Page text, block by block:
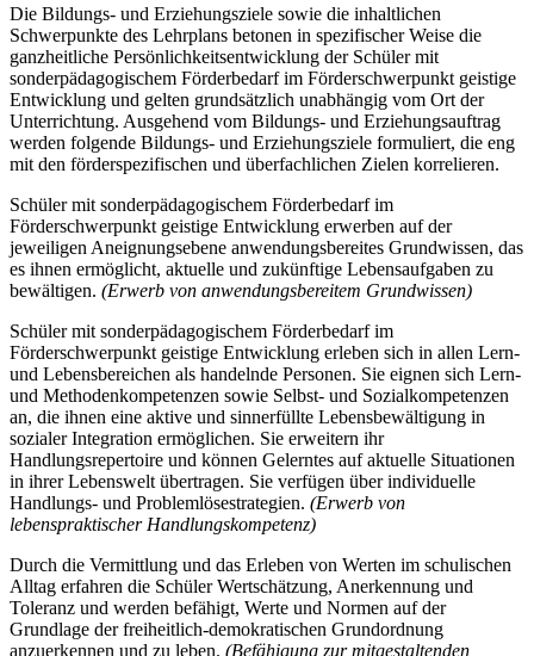
Die Bildungs- und Erziehungsziele sowie die inhaltlichen
Schwerpunkte des Lehrplans betonen in spezifischer Weise die
ganzheitliche Persönlichkeitsentwicklung der Schüler mit
sonderpädagogischem Förderbedarf im Förderschwerpunkt geistige
Entwicklung und gelten grundsätzlich unabhängig vom Ort der
Unterrichtung. Ausgehend vom Bildungs- und Erziehungsauftrag
werden folgende Bildungs- und Erziehungsziele formuliert, die eng
mit den förderspezifischen und überfachlichen Zielen korrelieren.
Schüler mit sonderpädagogischem Förderbedarf im
Förderschwerpunkt geistige Entwicklung erwerben auf der
jeweiligen Aneignungsebene anwendungsbereites Grundwissen, das
es ihnen ermöglicht, aktuelle und zukünftige Lebensaufgaben zu
bewältigen. (Erwerb von anwendungsbereitem Grundwissen)
Schüler mit sonderpädagogischem Förderbedarf im
Förderschwerpunkt geistige Entwicklung erleben sich in allen Lern-
und Lebensbereichen als handelnde Personen. Sie eignen sich Lern-
und Methodenkompetenzen sowie Selbst- und Sozialkompetenzen
an, die ihnen eine aktive und sinnerfüllte Lebensbewältigung in
sozialer Integration ermöglichen. Sie erweitern ihr
Handlungsrepertoire und können Gelerntes auf aktuelle Situationen
in ihrer Lebenswelt übertragen. Sie verfügen über individuelle
Handlungs- und Problemlösestrategien. (Erwerb von
lebenspraktischer Handlungskompetenz)
Durch die Vermittlung und das Erleben von Werten im schulischen
Alltag erfahren die Schüler Wertschätzung, Anerkennung und
Toleranz und werden befähigt, Werte und Normen auf der
Grundlage der freiheitlich-demokratischen Grundordnung
anzuerkennen und zu leben. (Befähigung zur mitgestaltenden